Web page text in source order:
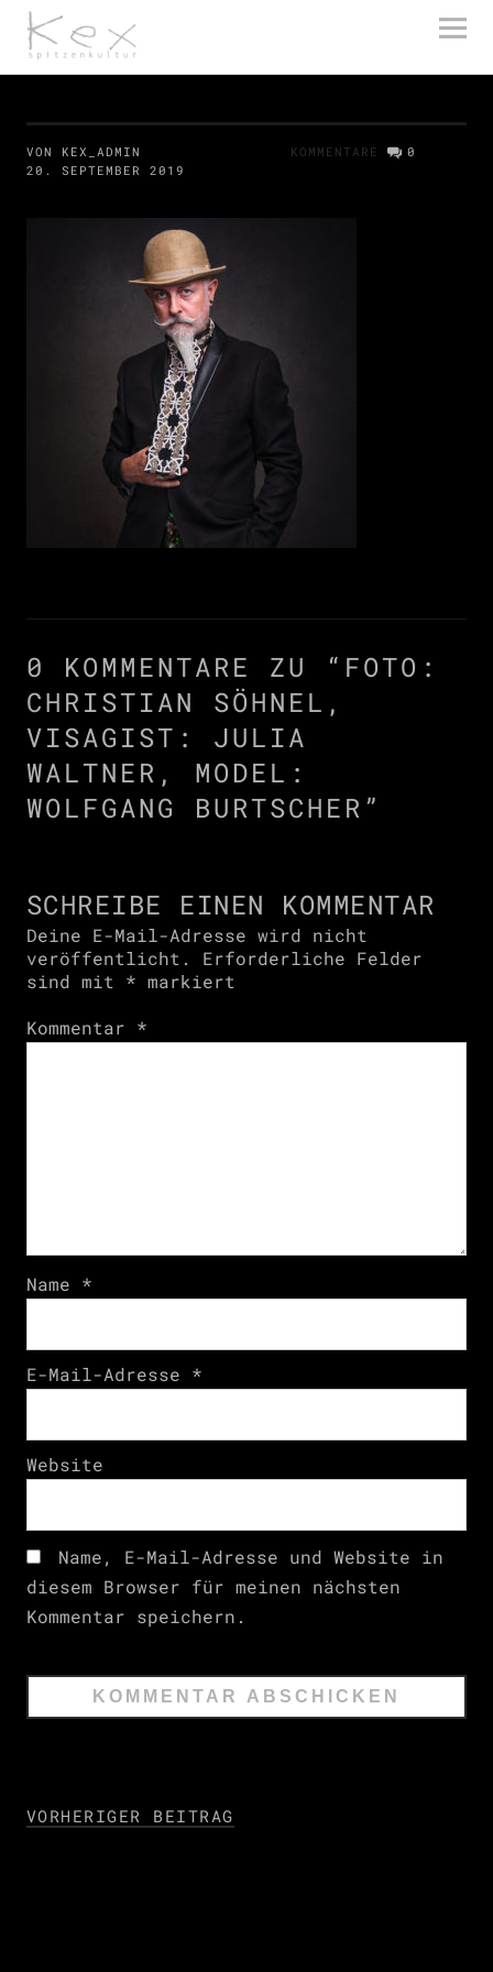
kex spitzenkultur
VON KEX_ADMIN
20. SEPTEMBER 2019
KOMMENTARE 0
0 KOMMENTARE ZU “ FOTO:
CHRISTIAN SÖHNEL,
VISAGIST: JULIA
WALTNER, MODEL:
WOLFGANG BURTSCHER”
SCHREIBE EINEN KOMMENTAR
Deine E-Mail-Adresse wird nicht
veröffentlicht.
Erforderliche Felder
sind mit * markiert
Kommentar *
Name *
E-Mail-Adresse *
Website
Name, E-Mail-Adresse und Website in
diesem Browser für meinen nächsten
Kommentar speichern.
VORHERIGER BEITRAG